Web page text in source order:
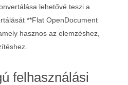
lehetővé teszi a
**Flat OpenDocument
hasznos az elemzéshez,
felhasználási